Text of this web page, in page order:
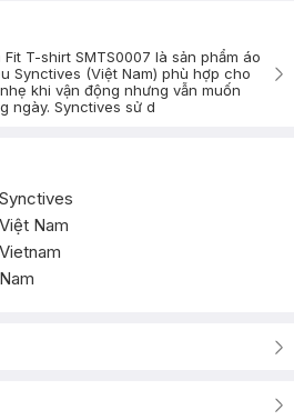
T-shirt SMTS0007 là sản phẩm áo
Synctives (Việt Nam) phù hợp cho
khi vận động nhưng vẫn muốn
ngày. Synctives sử d
Synctives
Việt Nam
Vietnam
Nam